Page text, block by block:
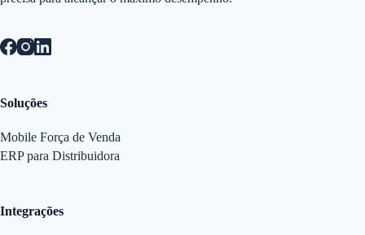
Soluções
Mobile Força de Venda
ERP para Distribuidora
Integrações